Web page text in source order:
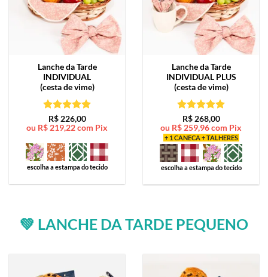
Lanche da Tarde
INDIVIDUAL
(cesta de vime)
Avaliação5
de 5
R$226,00
ou R$ 219,22com Pix
escolha a estampa do tecido
Lanche da Tarde
INDIVIDUAL PLUS
(cesta de vime)
Avaliação5
de 5
R$268,00
ou R$ 259,96com Pix
+ 1 CANECA + TALHERES
escolha a estampa do tecido
💚 LANCHE DA TARDE PEQUENO